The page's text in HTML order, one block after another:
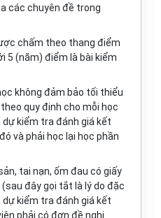
các chuyên đề trong
chấm theo thang điểm
5 (năm) điểm là bài kiểm
không đảm bảo tối thiểu
quy định cho mỗi học
kiểm tra đánh giá kết
và phải học lại học phần
tai nạn, ốm đau có giấy
đây gọi tắt là lý do đặc
kiểm tra đánh giá kết
phải có đơn đề nghị